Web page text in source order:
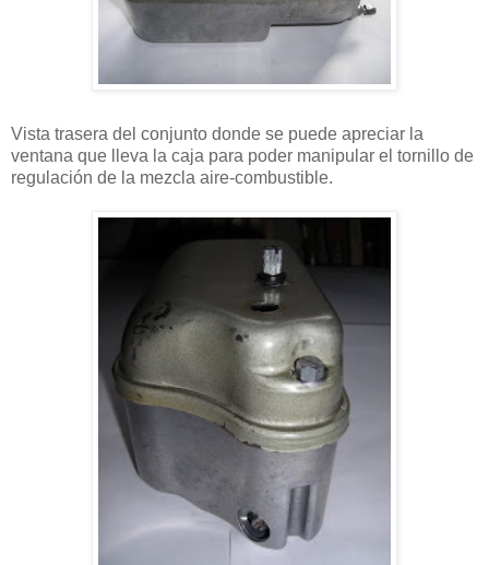
Vista trasera del conjunto donde se puede apreciar la
ventana que lleva la caja para poder manipular el tornillo de
regulación de la mezcla aire-combustible.